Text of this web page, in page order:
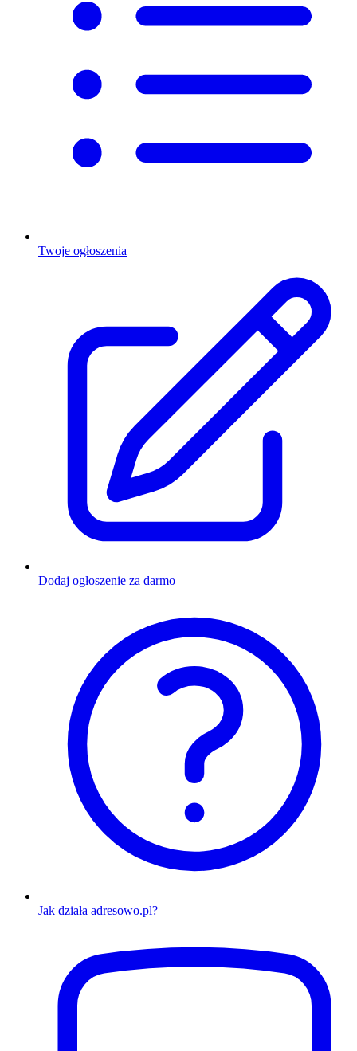
Twoje ogłoszenia
Dodaj ogłoszenie za darmo
Jak działa adresowo.pl?